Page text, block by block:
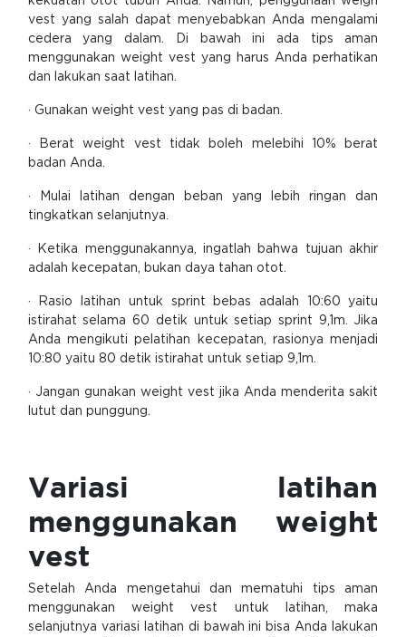
vest yang salah dapat menyebabkan Anda mengalami
cedera yang dalam. Di bawah ini ada tips aman
menggunakan weight vest yang harus Anda perhatikan
dan lakukan saat latihan.
· Gunakan weight vest yang pas di badan.
· Berat weight vest tidak boleh melebihi 10% berat
badan Anda.
· Mulai latihan dengan beban yang lebih ringan dan
tingkatkan selanjutnya.
· Ketika menggunakannya, ingatlah bahwa tujuan akhir
adalah kecepatan, bukan daya tahan otot.
· Rasio latihan untuk sprint bebas adalah 10:60 yaitu
istirahat selama 60 detik untuk setiap sprint 9,1m. Jika
Anda mengikuti pelatihan kecepatan, rasionya menjadi
10:80 yaitu 80 detik istirahat untuk setiap 9,1m.
· Jangan gunakan weight vest jika Anda menderita sakit
lutut dan punggung.
Variasi latihan
menggunakan weight
vest
Setelah Anda mengetahui dan mematuhi tips aman
menggunakan weight vest untuk latihan, maka
selanjutnya variasi latihan di bawah ini bisa Anda lakukan